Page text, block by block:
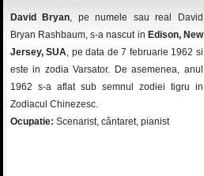
David Bryan, pe numele sau real David
Bryan Rashbaum, s-a nascut in Edison, New
Jersey, SUA, pe data de 7 februarie 1962 si
este in zodia Varsator. De asemenea, anul
1962 s-a aflat sub semnul zodiei tigru in
Zodiacul Chinezesc.
Ocupatie: Scenarist, cântaret, pianist